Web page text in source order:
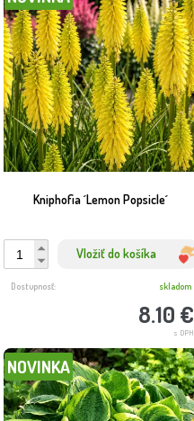
Kniphofia ´Lemon Popsicle´
Vložiť do košíka
8.10 €
s DPH
Dostupnosť: skladom
NOVINKA